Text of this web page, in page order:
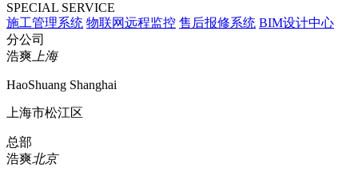
SPECIAL SERVICE
施工管理系统 物联网远程监控 售后报修系统 BIM设计中心
分公司
浩爽上海
HaoShuang Shanghai
上海市松江区
总部
浩爽北京